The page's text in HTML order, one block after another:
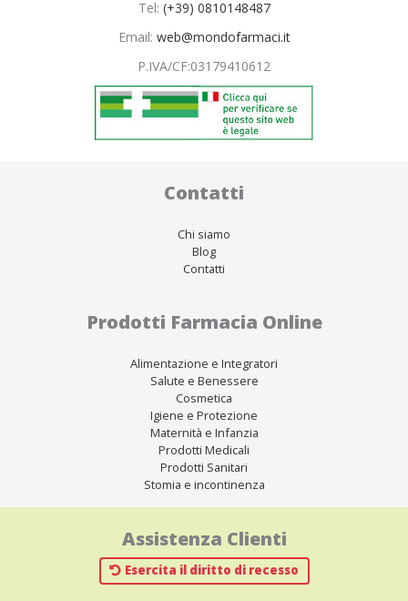
Tel: (+39) 0810148487
Email: web@mondofarmaci.it
P.IVA/CF:03179410612
Contatti
Chi siamo
Blog
Contatti
Prodotti Farmacia Online
Alimentazione e Integratori
Salute e Benessere
Cosmetica
Igiene e Protezione
Maternità e Infanzia
Prodotti Medicali
Prodotti Sanitari
Stomia e incontinenza
Assistenza Clienti
Esercita il diritto di recesso